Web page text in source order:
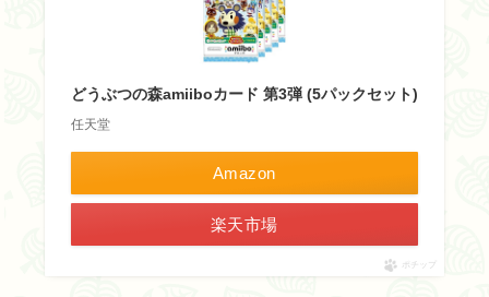
どうぶつの森amiiboカード 第3弾 (5パックセット)
任天堂
Amazon
楽天市場
ポチップ